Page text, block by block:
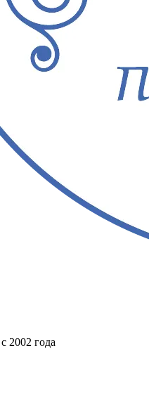
2002 года